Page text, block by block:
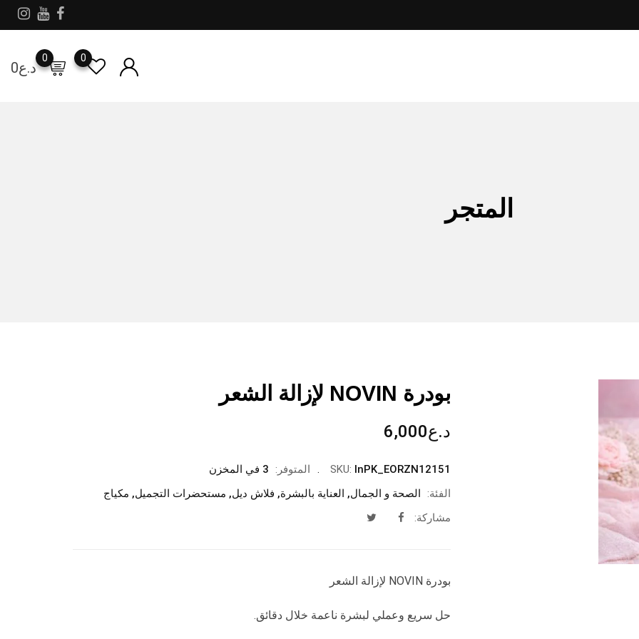
د.ع0
0 0
المتجر
بودرة NOVIN لإزالة الشعر
د.ع6,000
SKU: InPK_EORZN12151 المتوفر:
3 في المخزن
الفئة:
الصحة و الجمال, العناية بالبشرة, فلاش ديل, مستحضرات التجميل, مكياج
مشاركة:
بودرة NOVIN لإزالة الشعر
حل سريع وعملي لبشرة ناعمة خلال دقائق.